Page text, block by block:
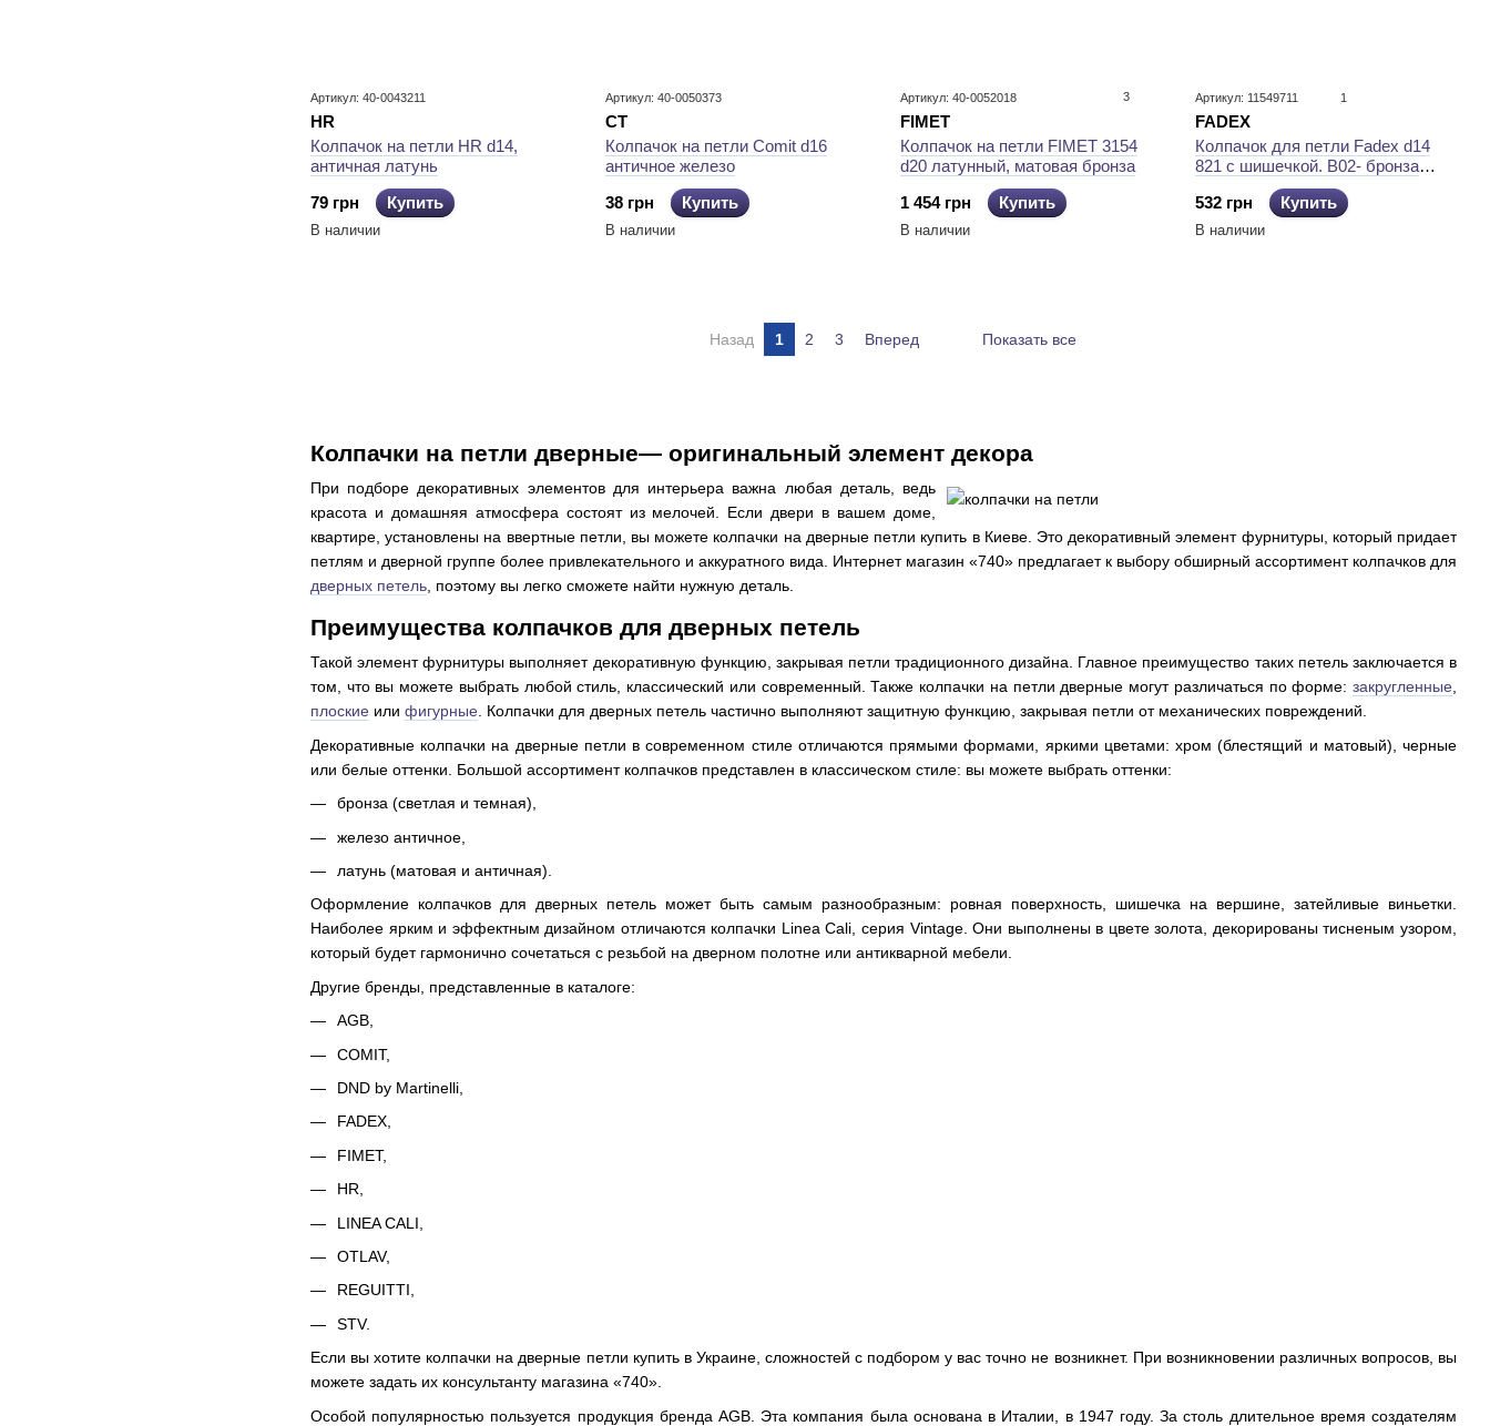
Колпачки на петли дверные— оригинальный элемент декора
При подборе декоративных элементов для интерьера важна любая деталь, ведь
красота и домашняя атмосфера состоят из мелочей. Если двери в вашем доме,
квартире, установлены на ввертные петли, вы можете колпачки на дверные петли купить в Киеве. Это декоративный элемент фурнитуры, который придает
петлям и дверной группе более привлекательного и аккуратного вида. Интернет магазин «740» предлагает к выбору обширный ассортимент колпачков для
дверных петель, поэтому вы легко сможете найти нужную деталь.
Преимущества колпачков для дверных петель
Такой элемент фурнитуры выполняет декоративную функцию, закрывая петли традиционного дизайна. Главное преимущество таких петель заключается в
том, что вы можете выбрать любой стиль, классический или современный. Также колпачки на петли дверные могут различаться по форме: закругленные,
плоские или фигурные. Колпачки для дверных петель частично выполняют защитную функцию, закрывая петли от механических повреждений.
Декоративные колпачки на дверные петли в современном стиле отличаются прямыми формами, яркими цветами: хром (блестящий и матовый), черные
или белые оттенки. Большой ассортимент колпачков представлен в классическом стиле: вы можете выбрать оттенки:
бронза (светлая и темная),
железо античное,
латунь (матовая и античная).
Оформление колпачков для дверных петель может быть самым разнообразным: ровная поверхность, шишечка на вершине, затейливые виньетки.
Наиболее ярким и эффектным дизайном отличаются колпачки Linea Cali, серия Vintage. Они выполнены в цвете золота, декорированы тисненым узором,
который будет гармонично сочетаться с резьбой на дверном полотне или антикварной мебели.
Другие бренды, представленные в каталоге:
AGB,
COMIT,
DND by Martinelli,
FADEX,
FIMET,
HR,
LINEA CALI,
OTLAV,
REGUITTI,
STV.
Если вы хотите колпачки на дверные петли купить в Украине, сложностей с подбором у вас точно не возникнет. При возникновении различных вопросов, вы
можете задать их консультанту магазина «740».
Особой популярностью пользуется продукция бренда AGB. Эта компания была основана в Италии, в 1947 году. За столь длительное время создателям
Артикул: 40-0043211
HR
Колпачок на петли HR d14,
античная латунь
79 грн
Купить
В наличии
Артикул: 40-0050373
CT
Колпачок на петли Comit d16
античное железо
38 грн
Купить
В наличии
Артикул: 40-0052018 3
FIMET
Колпачок на петли FIMET 3154
d20 латунный, матовая бронза
1 454 грн
Купить
В наличии
Артикул: 11549711 1
FADEX
Колпачок для петли Fadex d14
821 с шишечкой. B02- бронза
532 грн
Купить
В наличии
Назад 1 2 3 Вперед Показать все